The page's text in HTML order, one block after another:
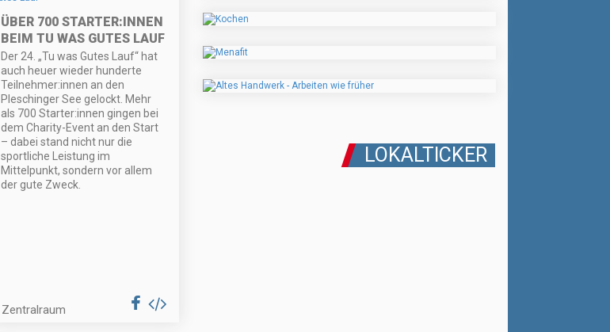
ÜBER 700 STARTER:INNEN
BEIM TU WAS GUTES LAUF
Der 24. „Tu was Gutes Lauf“ hat
auch heuer wieder hunderte
Teilnehmer:innen an den
Pleschinger See gelockt. Mehr
als 700 Starter:innen gingen bei
dem Charity-Event an den Start
– dabei stand nicht nur die
sportliche Leistung im
Mittelpunkt, sondern vor allem
der gute Zweck.
Zentralraum
LOKALTICKER